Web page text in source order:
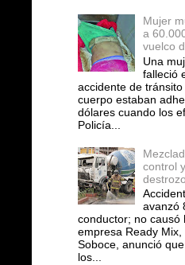
Mujer
a
vuelco
Una
falleció
accidente de tránsito
cuerpo estaban
dólares cuando los
Policía...
control
avanzó
conductor; no causó
empresa Ready Mix,
Soboce, anunció
los...